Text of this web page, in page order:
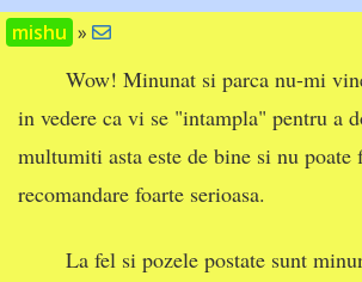
mishu »
Wow! Minunat si parca nu-mi
in vedere ca vi se "intampla" pentru a
multumiti asta este de bine si nu poate
recomandare foarte serioasa.
La fel si pozele postate sunt